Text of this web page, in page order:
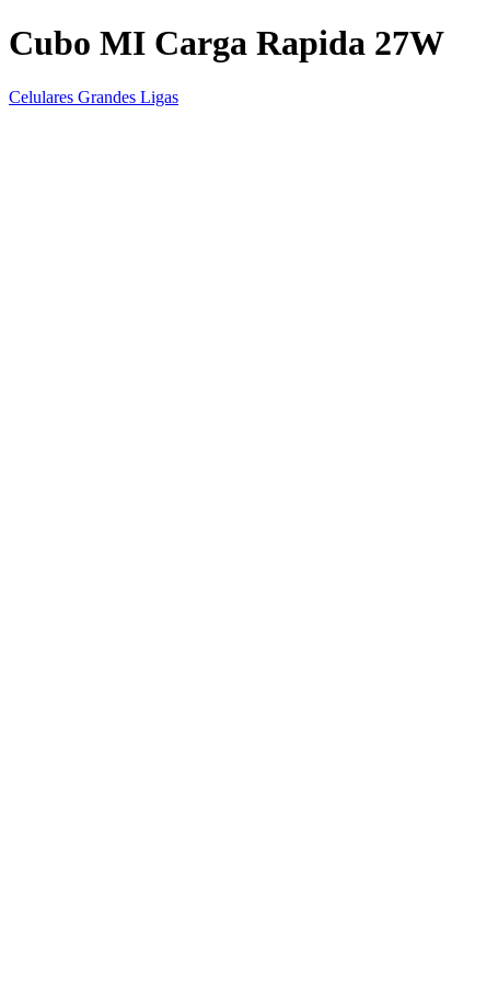
Cubo MI Carga Rapida 27W
Celulares Grandes Ligas